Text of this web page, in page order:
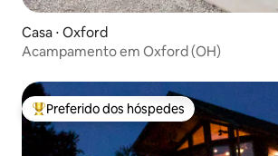
Casa ⋅ Oxford
Acampamento em Oxford (OH)
Entre os melhores preferidos dos hóspedes
Preferido dos hóspedes